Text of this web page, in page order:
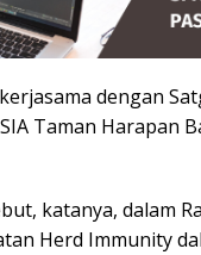
dengan
Taman Harapan
katanya, dalam
Herd Immunity